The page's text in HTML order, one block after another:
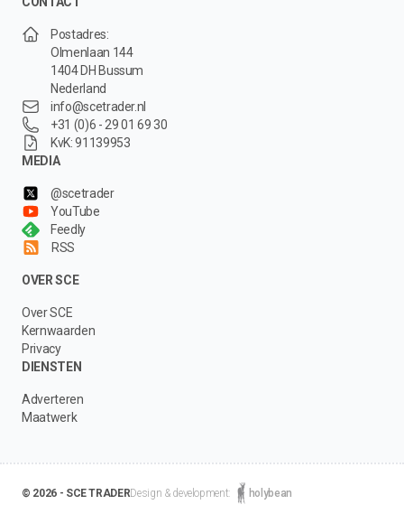
Postadres:
Olmenlaan 144
1404 DH Bussum
Nederland
info@scetrader.nl
+31 (0)6 - 29 01 69 30
KvK: 91139953
MEDIA
@scetrader
YouTube
Feedly
RSS
OVER SCE
Over SCE
Kernwaarden
Privacy
DIENSTEN
Adverteren
Maatwerk
© 2026 - SCE TRADERDesign & development: holybean